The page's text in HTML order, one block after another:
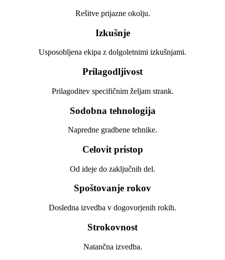
Rešitve prijazne okolju.
Izkušnje
Usposobljena ekipa z dolgoletnimi izkušnjami.
Prilagodljivost
Prilagoditev specifičnim željam strank.
Sodobna tehnologija
Napredne gradbene tehnike.
Celovit pristop
Od ideje do zaključnih del.
Spoštovanje rokov
Dosledna izvedba v dogovorjenih rokih.
Strokovnost
Natančna izvedba.